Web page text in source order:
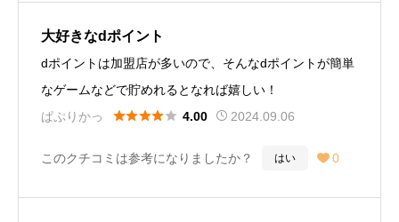
大好きなdポイント
dポイントは加盟店が多いので、そんなdポイントが簡単
なゲームなどで貯めれるとなれば嬉しい！
ぱぷりかっ
 4.00 2024.09.06
このクチコミは参考になりましたか？ はい  0